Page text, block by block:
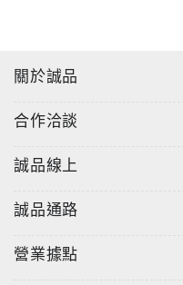
關於誠品
合作洽談
誠品線上
誠品通路
營業據點